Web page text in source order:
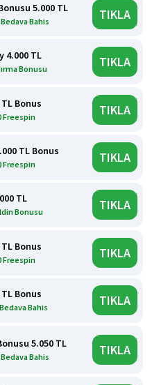
5.000 TL
Bahis TIKLA
4.000 TL
Bonusu TIKLA
Bonus
Freespin TIKLA
TL Bonus
Freespin TIKLA
TL
Bonusu TIKLA
Bonus
Freespin TIKLA
TL Bonus
Bahis TIKLA
5.050 TL
Bahis TIKLA